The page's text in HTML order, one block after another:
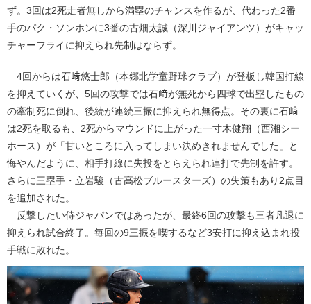
ず。3回は2死走者無しから満塁のチャンスを作るが、代わった2番
手のパク・ソンホンに3番の古畑太誠（深川ジャイアンツ）がキャッ
チャーフライに抑えられ先制はならず。
4回からは石﨑悠士郎（本郷北学童野球クラブ）が登板し韓国打線
を抑えていくが、5回の攻撃では石﨑が無死から四球で出塁したもの
の牽制死に倒れ、後続が連続三振に抑えられ無得点。その裏に石﨑
は2死を取るも、2死からマウンドに上がった一寸木健翔（西湘シー
ホース）が「甘いところに入ってしまい決めきれませんでした」と
悔やんだように、相手打線に失投をとらえられ連打で先制を許す。
さらに三塁手・立岩駿（古高松ブルースターズ）の失策もあり2点目
を追加された。
反撃したい侍ジャパンではあったが、最終6回の攻撃も三者凡退に
抑えられ試合終了。毎回の9三振を喫するなど3安打に抑え込まれ投
手戦に敗れた。